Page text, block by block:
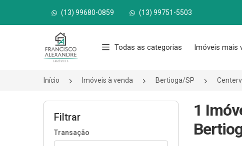
(13) 99680-0859 (13) 99751-5503
Página inicial
Todas as categorias Imóveis mais
Início Imóveis à venda Bertioga/SP
Filtrar
Transação
1